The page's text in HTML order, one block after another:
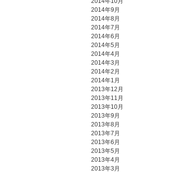
2014年9月
2014年8月
2014年7月
2014年6月
2014年5月
2014年4月
2014年3月
2014年2月
2014年1月
2013年12月
2013年11月
2013年10月
2013年9月
2013年8月
2013年7月
2013年6月
2013年5月
2013年4月
2013年3月